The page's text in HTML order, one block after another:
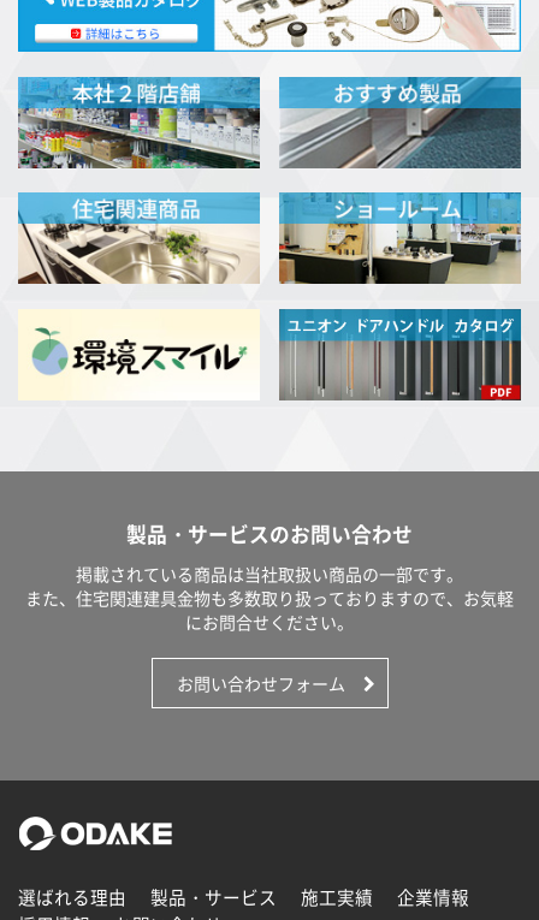
製品・サービスのお問い合わせ
掲載されている商品は当社取扱い商品の一部です。
また、住宅関連建具金物も多数取り扱っておりますので、お気軽
にお問合せください。
お問い合わせフォーム
選ばれる理由 製品・サービス 施工実績
企業情報